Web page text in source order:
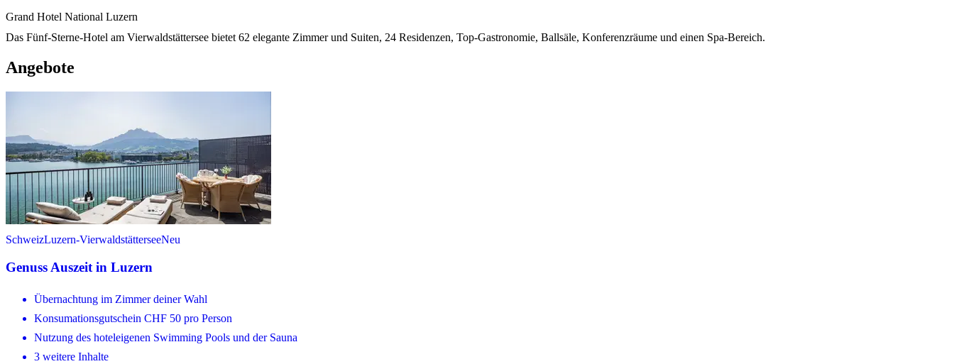
Grand Hotel National Luzern
Das Fünf-Sterne-Hotel am Vierwaldstättersee bietet 62 elegante Zimmer und Suiten, 24 Residenzen, Top-Gastronomie, Ballsäle, Konferenzräume und einen Spa-Bereich.
Angebote
SchweizLuzern-VierwaldstätterseeNeu
Genuss Auszeit in Luzern
Übernachtung im Zimmer deiner Wahl
Konsumationsgutschein CHF 50 pro Person
Nutzung des hoteleigenen Swimming Pools und der Sauna
3 weitere Inhalte